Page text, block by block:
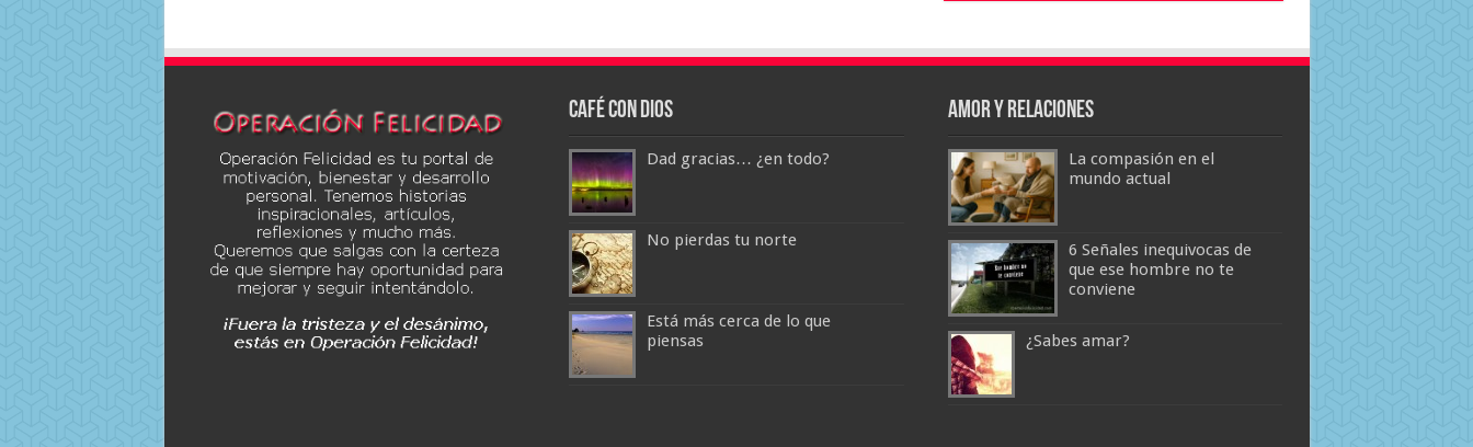
Café con Dios
Dad gracias… ¿en todo?
No pierdas tu norte
Está más cerca de lo que
piensas
Amor y Relaciones
La compasión en el
mundo actual
6 Señales inequivocas de
que ese hombre no te
conviene
¿Sabes amar?